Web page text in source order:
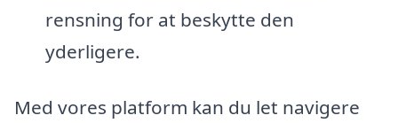
rensning for at beskytte den
yderligere.
Med vores platform kan du let navigere